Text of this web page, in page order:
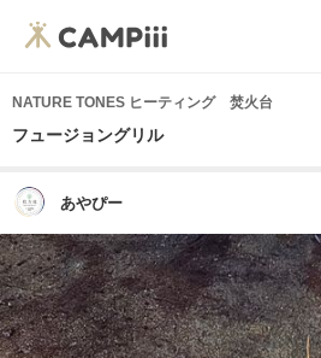
NATURE TONES ヒーティング 焚火台
フュージョングリル
あやぴー